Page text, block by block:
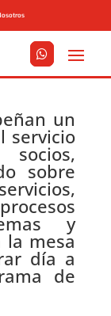



un
servicio
sobre
y
la mesa
día a
de